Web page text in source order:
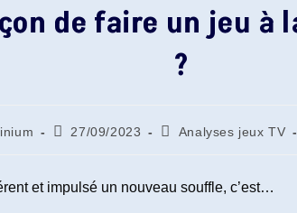
de faire un jeu à
?
:
Publication
27/09/2023
PostAnalyses jeux TV
et impulsé un nouveau souffle, c’est…